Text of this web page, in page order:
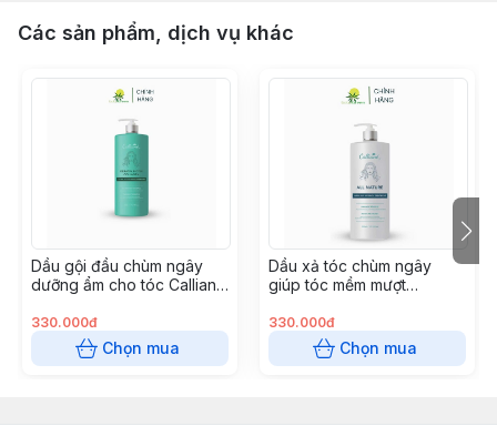
Các sản phẩm, dịch vụ khác
Dầu gội đầu chùm ngây
dưỡng ẩm cho tóc Calliane
330.000đ
Chọn mua
Dầu xả tóc chùm ngây
giúp tóc mềm mượt
330.000đ
Chọn mua